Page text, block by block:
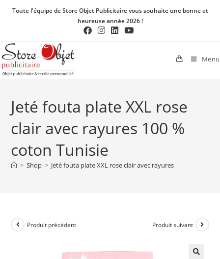
Toute l'équipe de Store Objet Publicitaire vous souhaite une bonne et
heureuse année 2026 !
Menu
Jeté fouta plate XXL rose
clair avec rayures 100 %
coton Tunisie
> Shop > Jeté fouta plate XXL rose clair avec rayures
Produit précédent Produit suivant